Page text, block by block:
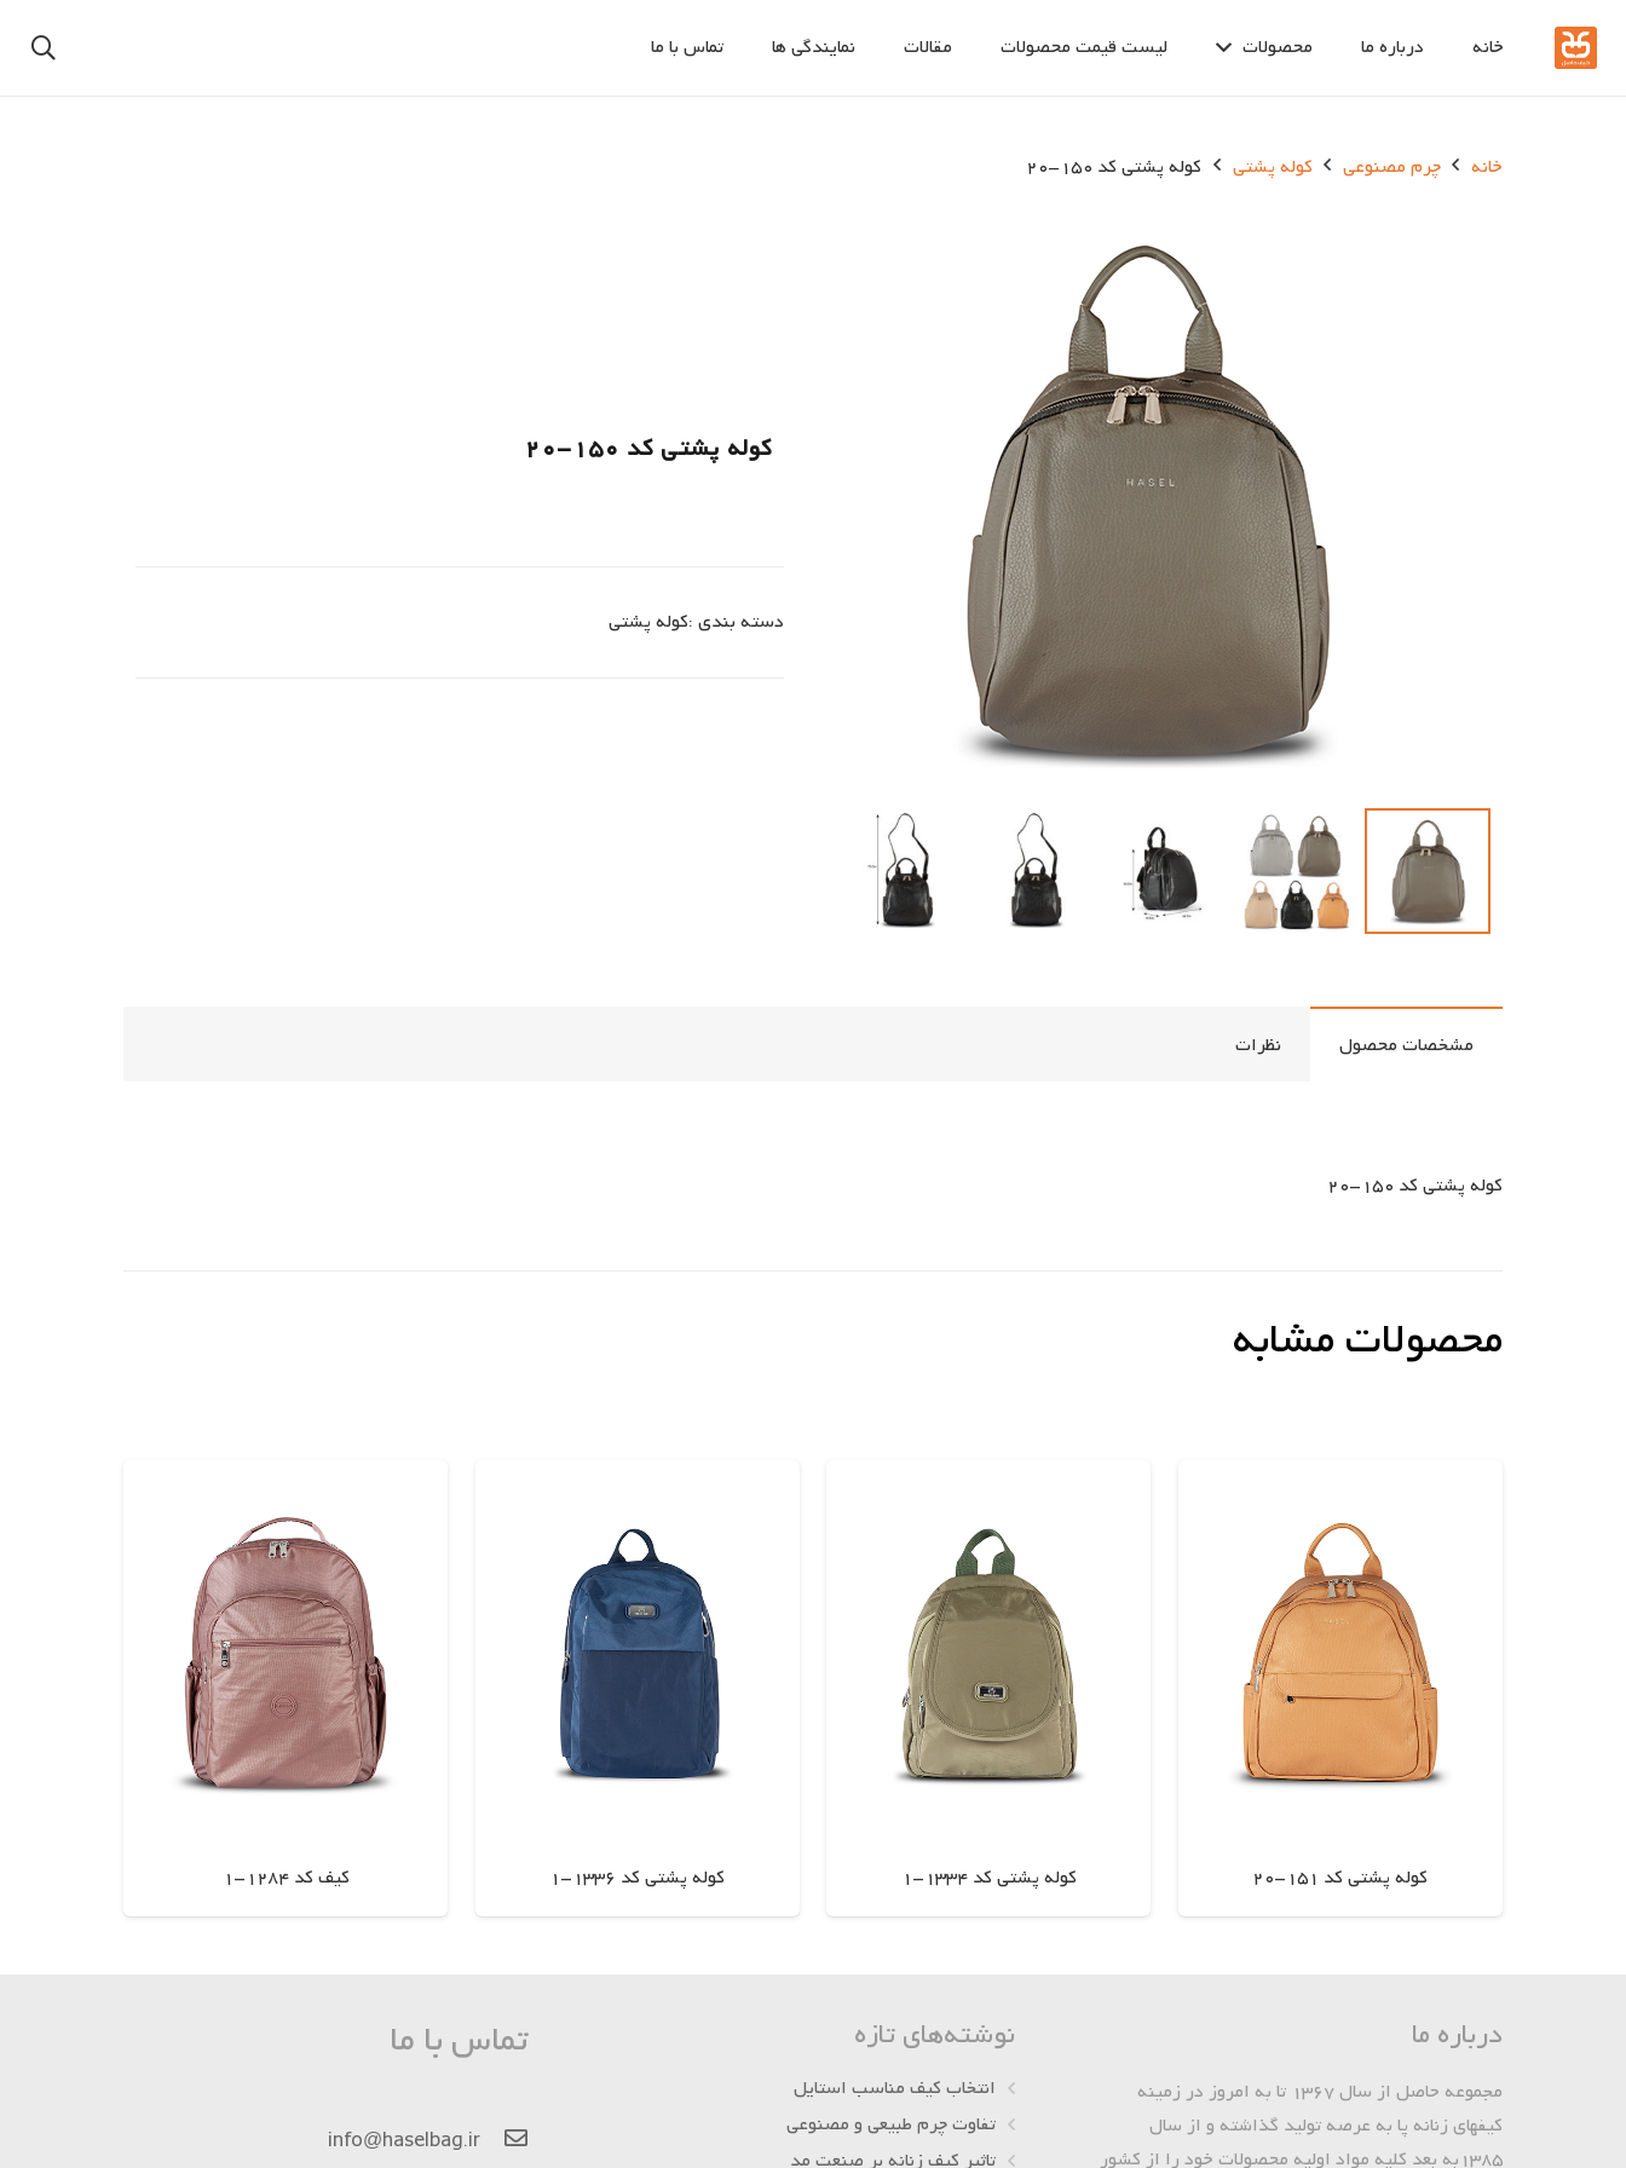
خانه درباره ما محصولات لیست قیمت محصولات مقالات نمایندگی ها تماس با ما
خانه چرم مصنوعی کوله پشتی کوله پشتی کد 150-20
کوله پشتی کد 150-20
دسته بندی :کوله پشتی
مشخصات محصول نظرات
کوله پشتی کد 150-20
محصولات مشابه
کوله پشتی کد 151-20
اطلاعات بیشتر
کوله پشتی کد 1334-1
اطلاعات بیشتر
کوله پشتی کد 1336-1
اطلاعات بیشتر
کیف کد 1284-1
درباره ما
مجموعه حاصل از سال 1367 تا به امروز در زمینه
کیفهای زنانه پا به عرصه تولید گذاشته و از سال
1385به بعد کلیه مواد اولیه محصولات خود را از کشور
نوشته‌های تازه
انتخاب کیف مناسب استایل
تفاوت چرم طبیعی و مصنوعی
تاثیر کیف زنانه بر صنعت مد
تماس با ما
info@haselbag.ir